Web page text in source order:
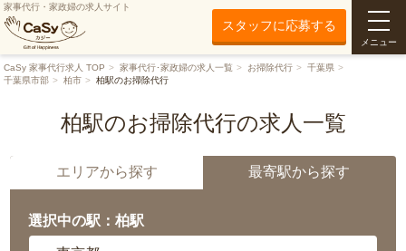
家事代行・家政婦の求人サイト
スタッフに応募する
メニュー
CaSy 家事代行求人 TOP 家事代行･家政婦の求人一覧 お掃除代行
千葉県
千葉県市部
柏市 柏駅のお掃除代行
柏駅のお掃除代行の求人一覧
エリアから探す 最寄駅から探す
選択中の駅：柏駅